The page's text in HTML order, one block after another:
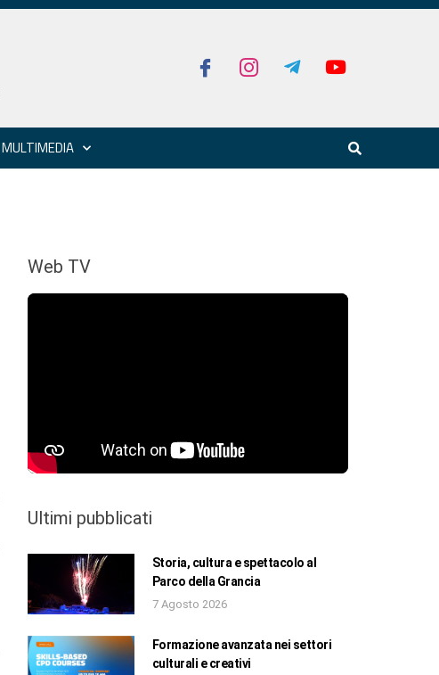
MULTIMEDIA
Web TV
Ultimi pubblicati
Storia, cultura e spettacolo al
Parco della Grancia
7 Agosto 2026
Formazione avanzata nei settori
culturali e creativi